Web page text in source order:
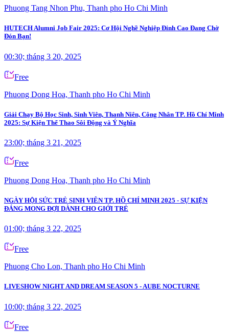
Phuong Tang Nhon Phu, Thanh pho Ho Chi Minh
HUTECH Alumni Job Fair 2025: Cơ Hội Nghề Nghiệp Đỉnh Cao Đang Chờ
Đón Bạn!
00:30; tháng 3 20, 2025
Free
Phuong Dong Hoa, Thanh pho Ho Chi Minh
Giải Chạy Bộ Học Sinh, Sinh Viên, Thanh Niên, Công Nhân TP. Hồ Chí Minh
2025: Sự Kiện Thể Thao Sôi Động và Ý Nghĩa
23:00; tháng 3 21, 2025
Free
Phuong Dong Hoa, Thanh pho Ho Chi Minh
NGÀY HỘI SỨC TRẺ SINH VIÊN TP. HỒ CHÍ MINH 2025 - SỰ KIỆN
ĐÁNG MONG ĐỢI DÀNH CHO GIỚI TRẺ
01:00; tháng 3 22, 2025
Free
Phuong Cho Lon, Thanh pho Ho Chi Minh
LIVESHOW NIGHT AND DREAM SEASON 5 - AUBE NOCTURNE
10:00; tháng 3 22, 2025
Free